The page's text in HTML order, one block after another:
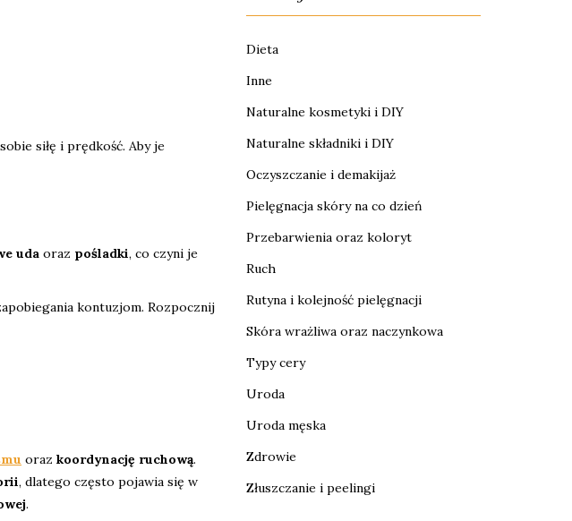
siłę i prędkość. Aby je
uda oraz pośladki, co czyni je
kontuzjom. Rozpocznij
oraz koordynację ruchową.
, dlatego często pojawia się w
.
Dieta
Inne
Naturalne kosmetyki i DIY
Naturalne składniki i DIY
Oczyszczanie i demakijaż
Pielęgnacja skóry na co dzień
Przebarwienia oraz koloryt
Ruch
Rutyna i kolejność pielęgnacji
Skóra wrażliwa oraz naczynkowa
Typy cery
Uroda
Uroda męska
Zdrowie
Złuszczanie i peelingi